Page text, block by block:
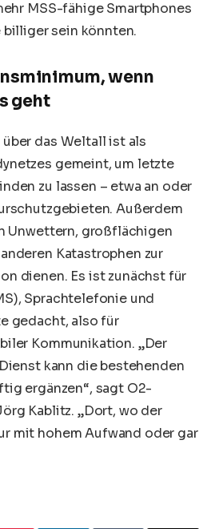
MSS-fähige Smartphones
billiger sein könnten.
wenn
geht
das Weltall ist als
gemeint, um letzte
zu lassen – etwa an oder
Außerdem
Unwettern, großflächigen
Katastrophen zur
dienen. Es ist zunächst für
Sprachtelefonie und
gedacht, also für
Kommunikation. „Der
kann die bestehenden
ergänzen“, sagt O2-
Kablitz. „Dort, wo der
mit hohem Aufwand oder gar